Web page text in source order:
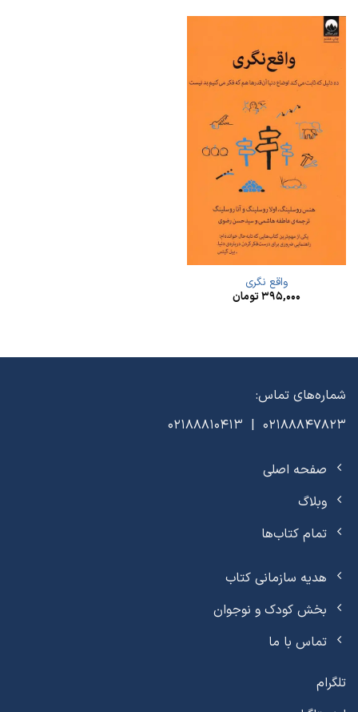
واقع‌ نگری
۳۹۵,۰۰۰تومان
شماره‌های تماس:
02188847823 | 02188810413
صفحه اصلی
وبلاگ
تمام کتاب‌ها
هدیه سازمانی کتاب
بخش کودک و نوجوان
تماس با ما
تلگرام